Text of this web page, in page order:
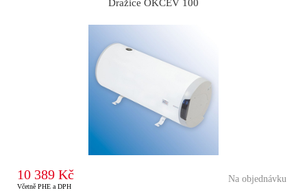
Dražice OKCEV 100
10 389 Kč
Včetně PHE a DPH
Na objednávku